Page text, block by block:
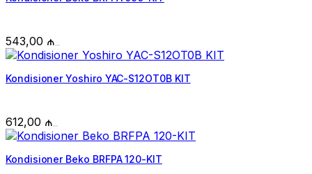
543,00 ₼
Kondisioner Yoshiro YAC-S12OT0B KIT
612,00 ₼
Kondisioner Beko BRFPA 120-KIT